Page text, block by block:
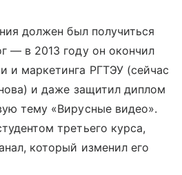
должен был получиться
— в 2013 году он окончил
и маркетинга РГТЭУ (сейчас
и даже защитил диплом
тему «Вирусные видео».
третьего курса,
который изменил его